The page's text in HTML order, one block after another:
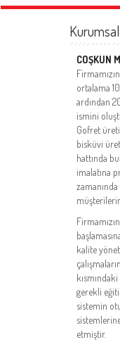
Kurumsal
COŞKUN
ortalama
ardından
ismini
Gofret
bisküvi
hattında
imalatına
kalite
gerekli
sistemin
etmiştir.